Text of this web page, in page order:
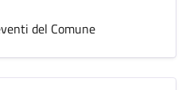
del Comune